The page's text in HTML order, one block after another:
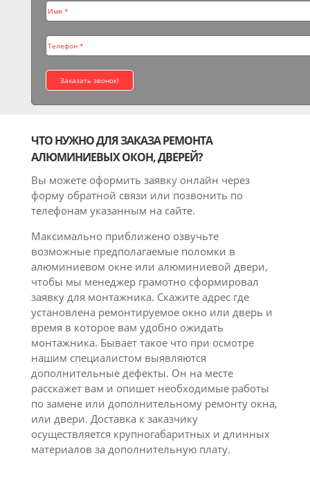
ЧТО НУЖНО ДЛЯ ЗАКАЗА РЕМОНТА
АЛЮМИНИЕВЫХ ОКОН, ДВЕРЕЙ?
Вы можете оформить заявку онлайн через
форму обратной связи или позвонить по
телефонам указанным на сайте.
Максимально приближено озвучьте
возможные предполагаемые поломки в
алюминиевом окне или алюминиевой двери,
чтобы мы менеджер грамотно сформировал
заявку для монтажника. Скажите адрес где
установлена ремонтируемое окно или дверь и
время в которое вам удобно ожидать
монтажника. Бывает такое что при осмотре
нашим специалистом выявляются
дополнительные дефекты. Он на месте
расскажет вам и опишет необходимые работы
по замене или дополнительному ремонту окна,
или двери. Доставка к заказчику
осуществляется крупногабаритных и длинных
материалов за дополнительную плату.